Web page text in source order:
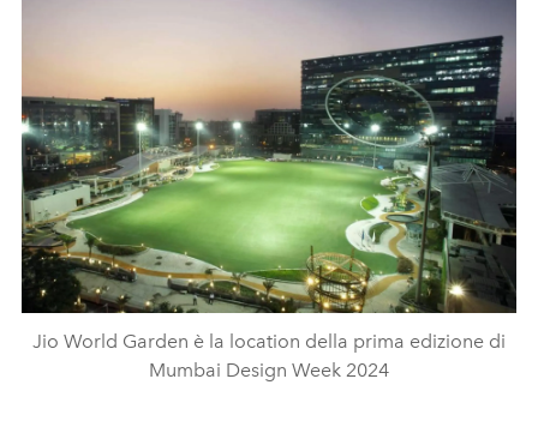
Jio World Garden è la location della prima edizione di
Mumbai Design Week 2024